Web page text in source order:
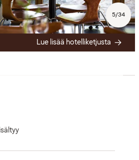
5/34
Lue lisää hotelliketjusta